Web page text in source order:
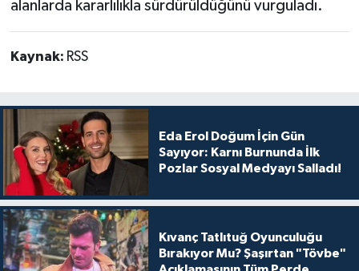
alanlarda kararlılıkla sürdürüldüğünü vurguladı.
Kaynak: RSS
Eda Erol Doğum İçin Gün
Sayıyor: Karnı Burnunda İlk
Pozlar Sosyal Medyayı Salladı!
Kıvanç Tatlıtuğ Oyunculuğu
Bırakıyor Mu? Şaşırtan "Tövbe"